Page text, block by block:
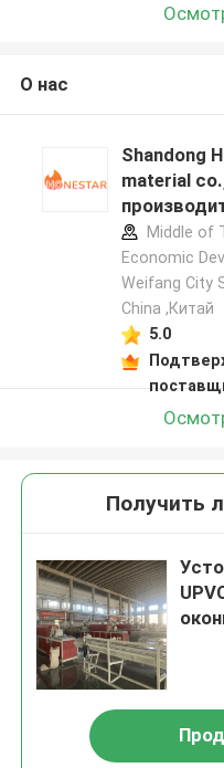
О нас
Shandong
material
Middle of
Economic
Weifang City
China ,Китай
5.0
Получить